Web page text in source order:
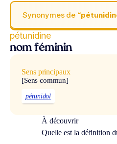
Synonymes de
pétunidine
nom féminin
Sens principaux
[Sens commun]
pétunidol
À découvrir
Quelle est la définition